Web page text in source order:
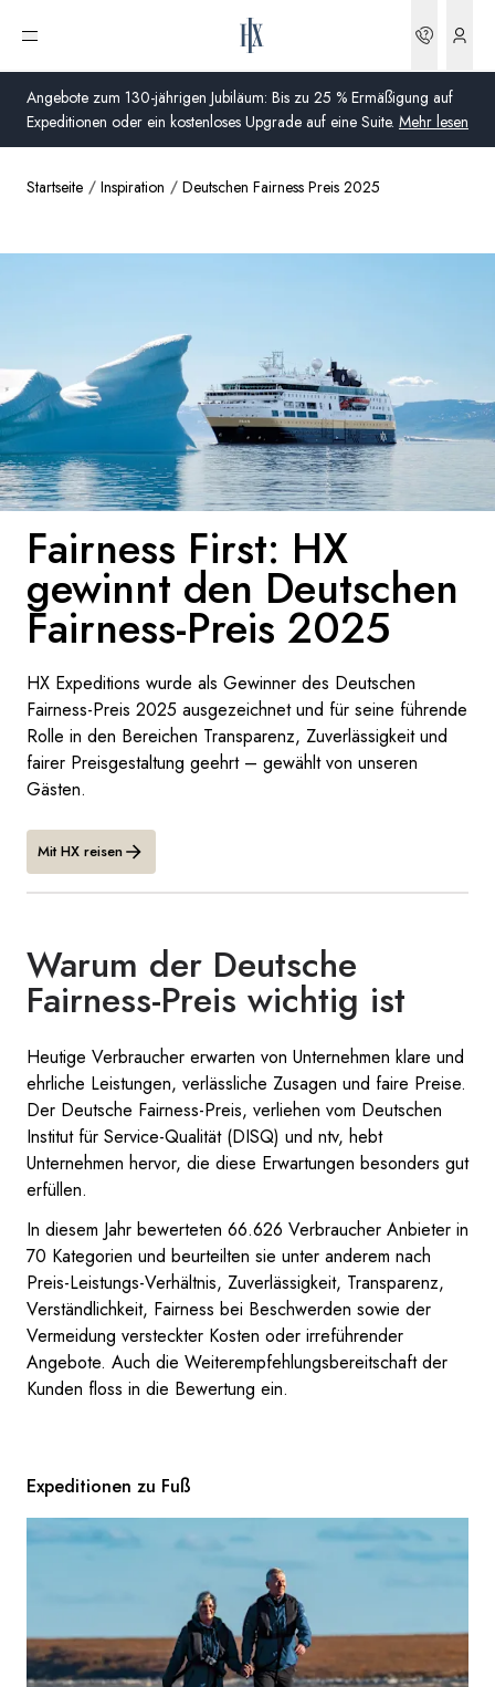
Angebote zum 130-jährigen Jubiläum: Bis zu 25 % Ermäßigung auf
Expeditionen oder ein kostenloses Upgrade auf eine Suite. Mehr lesen
Menü öffnen
Deutschland
USA
Deutschland
Schweiz
Schweden
Dänemark
Norwegen
Global
Startseite Inspiration Deutschen Fairness Preis 2025
Fairness First: HX
gewinnt den Deutschen
Fairness-Preis 2025
HX Expeditions wurde als Gewinner des Deutschen
Fairness-Preis 2025 ausgezeichnet und für seine führende
Rolle in den Bereichen Transparenz, Zuverlässigkeit und
fairer Preisgestaltung geehrt – gewählt von unseren
Gästen.
Mit HX reisen
Warum der Deutsche
Fairness-Preis wichtig ist
Heutige Verbraucher erwarten von Unternehmen klare und
ehrliche Leistungen, verlässliche Zusagen und faire Preise.
Der Deutsche Fairness-Preis, verliehen vom Deutschen
Institut für Service-Qualität (DISQ) und ntv, hebt
Unternehmen hervor, die diese Erwartungen besonders gut
erfüllen.
In diesem Jahr bewerteten 66.626 Verbraucher Anbieter in
70 Kategorien und beurteilten sie unter anderem nach
Preis-Leistungs-Verhältnis, Zuverlässigkeit, Transparenz,
Verständlichkeit, Fairness bei Beschwerden sowie der
Vermeidung versteckter Kosten oder irreführender
Angebote. Auch die Weiterempfehlungsbereitschaft der
Kunden floss in die Bewertung ein.
Expeditionen zu Fuß